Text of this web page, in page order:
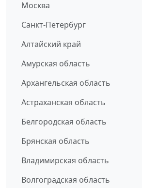
Москва
Санкт-Петербург
Алтайский край
Амурская область
Архангельская область
Астраханская область
Белгородская область
Брянская область
Владимирская область
Волгоградская область